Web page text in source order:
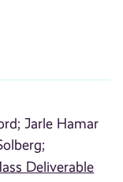
Jarle Hamar
Deliverable